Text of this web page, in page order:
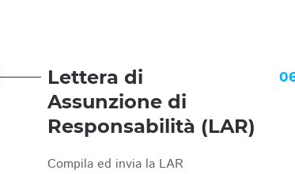
Lettera di
Assunzione di
Responsabilità (LAR)
Compila ed invia la LAR